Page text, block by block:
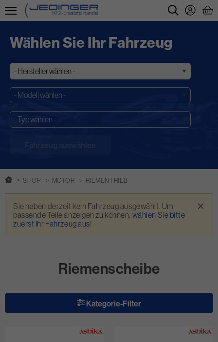
Direkt
Inhalt
Wählen Sie Ihr Fahrzeug
SHOP MOTOR RIEMENTRIEB
Warnmeldung
Sie haben derzeit kein Fahrzeug ausgewählt. Um
passende Teile anzeigen zu können, wählen Sie bitte
zuerst Ihr Fahrzeug aus!
×
Riemenscheibe
Kategorie-Filter